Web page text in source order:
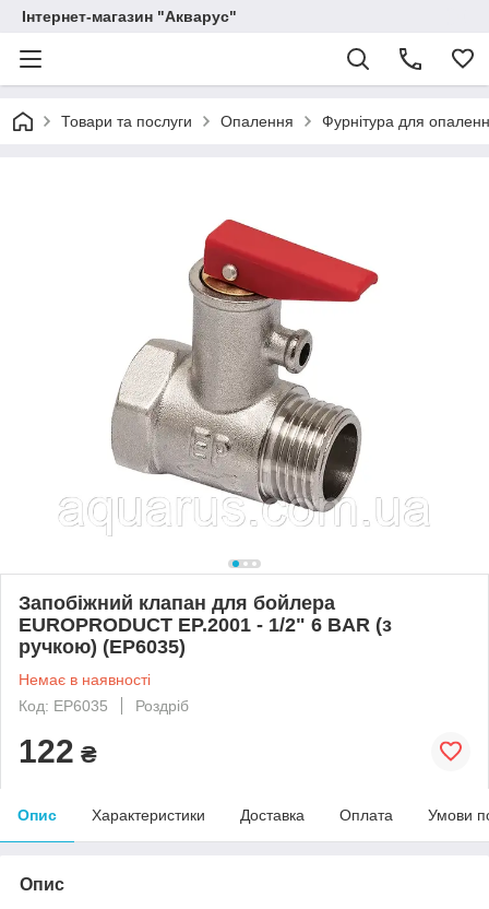
Інтернет-магазин "Акварус"
Товари та послуги Опалення Фурнітура для
Запобіжний клапан для бойлера
EUROPRODUCT EP.2001 - 1/2" 6 BAR (з
ручкою) (EP6035)
Немає в наявності
Код: EP6035
Роздріб
122 ₴
Опис Характеристики Доставка Оплата Умови
Опис